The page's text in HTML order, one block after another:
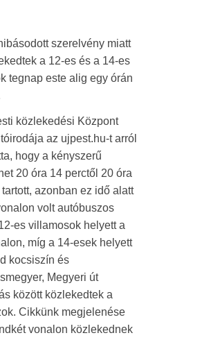
szerelvény miatt
a 12-es és a 14-es
tegnap este alig egy órán
közlekedési Központ
az ujpest.hu-t arról
hogy a kényszerű
20 óra 14 perctől 20 óra
azonban ez idő alatt
volt autóbuszos
es villamosok helyett a
míg a 14-esek helyett
kocsiszín és
Megyeri út
között közlekedtek a
Cikkünk megjelenése
vonalon közlekednek